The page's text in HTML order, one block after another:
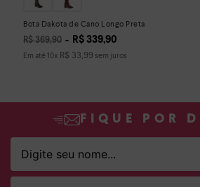
Bota Dakota de Cano Longo Preta
R$ 369,90 R$ 339,90
Em até 10x R$ 33,99 sem juros
FIQUE POR